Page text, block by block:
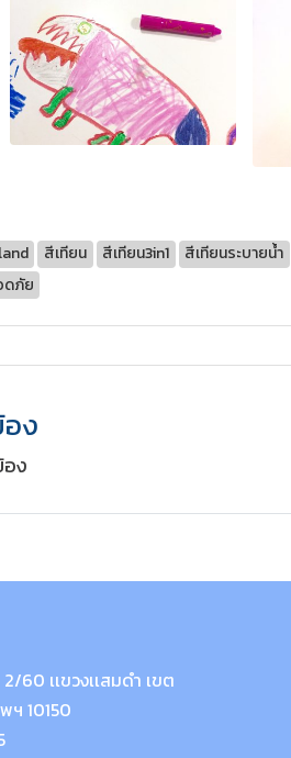
สีเทียน สีเทียน3in1 สีเทียนระบายน้ำ
ภัย
ง
ง
60 เเขวงเเสมดำ เขต
ฯ 10150